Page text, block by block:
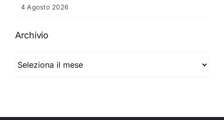
4 Agosto 2026
Archivio